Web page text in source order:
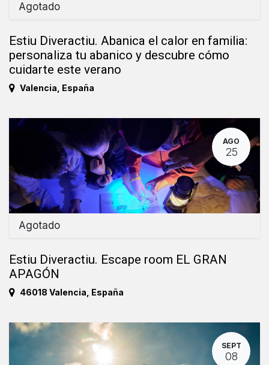
Agotado
Estiu Diveractiu. Abanica el calor en familia:
personaliza tu abanico y descubre cómo
cuidarte este verano
Valencia España
AGO
25
Agotado
Estiu Diveractiu. Escape room EL GRAN
APAGÓN
46018 Valencia España
SEPT
08